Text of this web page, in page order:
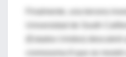
Finalmente, una tercera
Universidad de South
(Estados Unidos) descubrió